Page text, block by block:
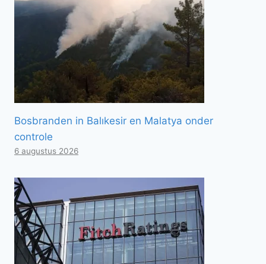
Bosbranden in Balıkesir en Malatya onder
controle
6 augustus 2026